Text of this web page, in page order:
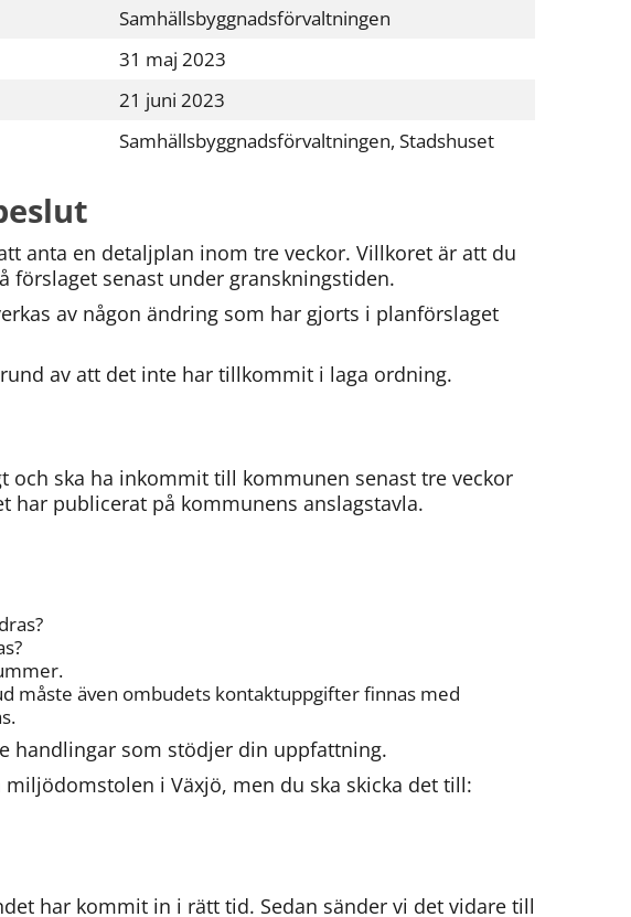
Samhällsbyggnadsförvaltningen
31 maj 2023
21 juni 2023
Samhällsbyggnadsförvaltningen, Stadshuset
anta en detaljplan inom tre veckor. Villkoret är att du
förslaget senast under granskningstiden.
av någon ändring som har gjorts i planförslaget
av att det inte har tillkommit i laga ordning.
och ska ha inkommit till kommunen senast tre veckor
har publicerat på kommunens anslagstavla.
måste även ombudets kontaktuppgifter finnas med
handlingar som stödjer din uppfattning.
i Växjö, men du ska skicka det till:
har kommit in i rätt tid. Sedan sänder vi det vidare till